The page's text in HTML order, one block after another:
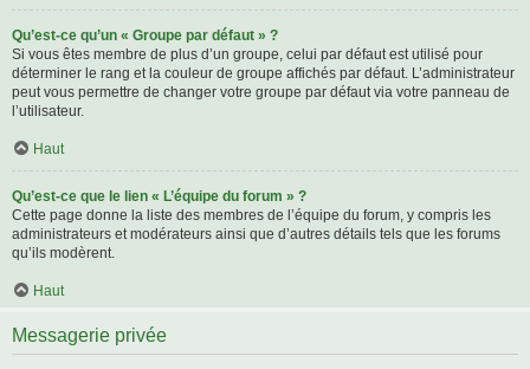
Qu’est-ce qu’un « Groupe par défaut » ?
Si vous êtes membre de plus d’un groupe, celui par défaut est utilisé pour
déterminer le rang et la couleur de groupe affichés par défaut. L’administrateur
peut vous permettre de changer votre groupe par défaut via votre panneau de
l’utilisateur.
Haut
Qu’est-ce que le lien « L’équipe du forum » ?
Cette page donne la liste des membres de l’équipe du forum, y compris les
administrateurs et modérateurs ainsi que d’autres détails tels que les forums
qu’ils modèrent.
Haut
Messagerie privée